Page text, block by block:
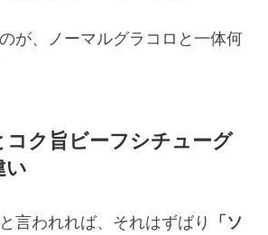
が、ノーマルグラコロと一体何
コク旨ビーフシチューグ
い
言われれば、それはずばり 「ソ